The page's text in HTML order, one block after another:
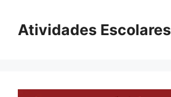
Atividades Escolares